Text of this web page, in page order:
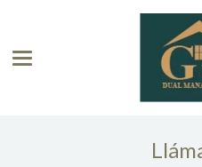
Toggle navigation